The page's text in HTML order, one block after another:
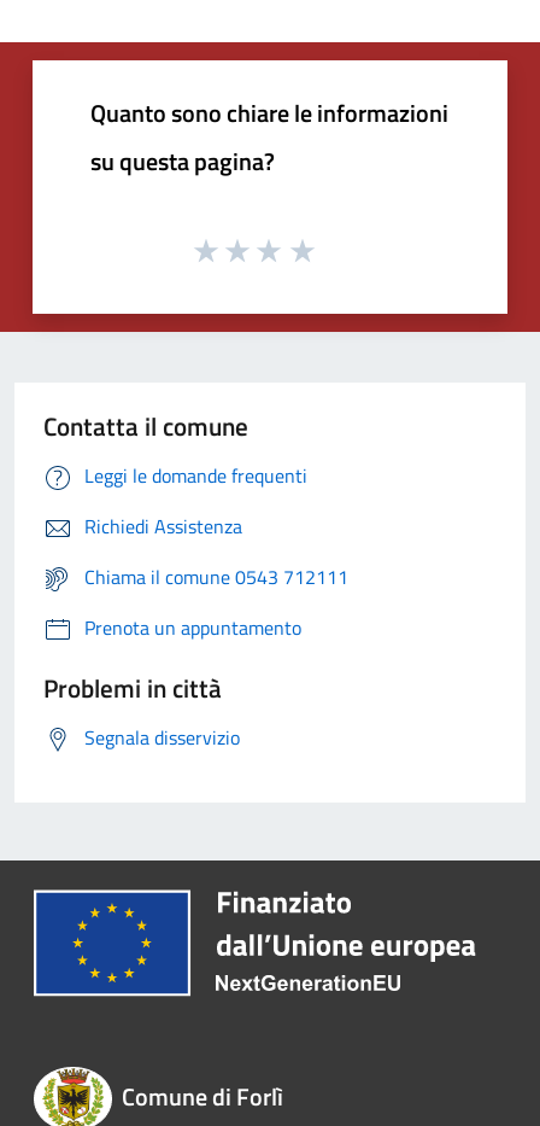
Quanto sono chiare le informazioni
su questa pagina?
Contatta il comune
Leggi le domande frequenti
Richiedi Assistenza
Chiama il comune 0543 712111
Prenota un appuntamento
Problemi in città
Segnala disservizio
Comune di Forlì